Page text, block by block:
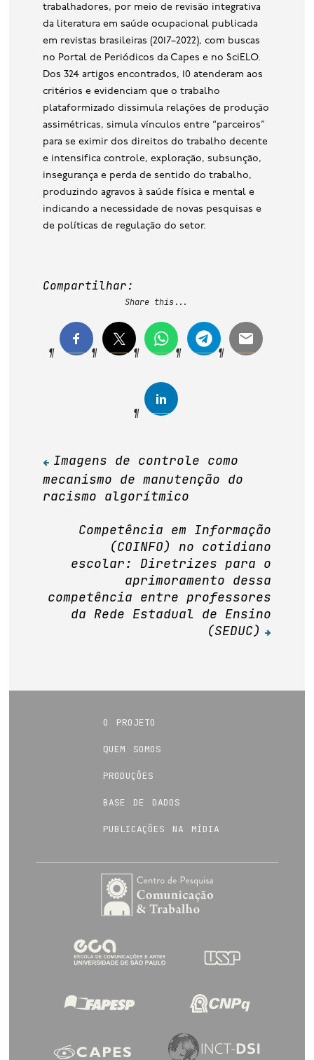
trabalhadores, por meio de revisão integrativa
da literatura em saúde ocupacional publicada
em revistas brasileiras (2017–2022), com buscas
no Portal de Periódicos da Capes e no SciELO.
Dos 324 artigos encontrados, 10 atenderam aos
critérios e evidenciam que o trabalho
plataformizado dissimula relações de produção
assimétricas, simula vínculos entre “parceiros”
para se eximir dos direitos do trabalho decente
e intensifica controle, exploração, subsunção,
insegurança e perda de sentido do trabalho,
produzindo agravos à saúde física e mental e
indicando a necessidade de novas pesquisas e
de políticas de regulação do setor.
Compartilhar:
Share this...
Navegação
de
Post
Imagens de controle como
mecanismo de manutenção do
racismo algorítmico
Competência em Informação
(COINFO) no cotidiano
escolar: Diretrizes para o
aprimoramento dessa
competência entre professores
da Rede Estadual de Ensino
(SEDUC)
o projeto
quem somos
produções
base de dados
publicações na mídia